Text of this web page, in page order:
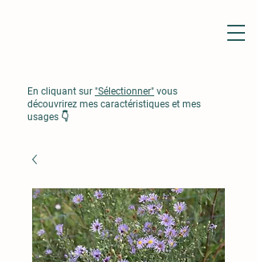
En cliquant sur "Sélectionner" vous
découvrirez mes caractéristiques et mes
usages 👇